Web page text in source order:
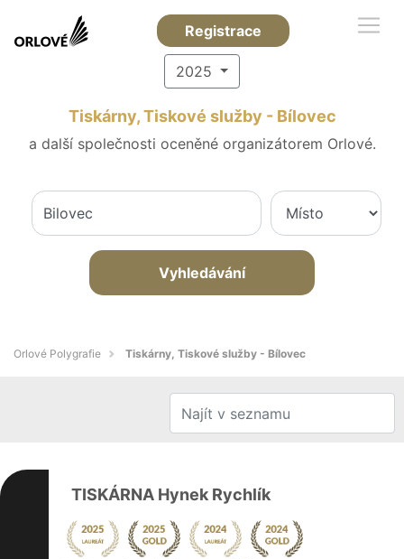
Registrace
2025
Tiskárny, Tiskové služby - Bílovec
a další společnosti oceněné organizátorem Orlové.
Vyhledávání
Orlové Polygrafie Tiskárny, Tiskové služby - Bílovec
TISKÁRNA Hynek Rychlík